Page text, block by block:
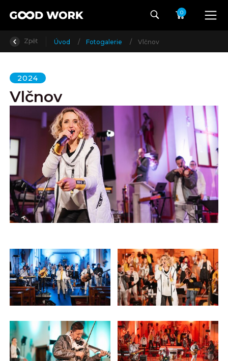
0
Zpět Úvod / Fotogalerie / Vlčnov
2024
Vlčnov